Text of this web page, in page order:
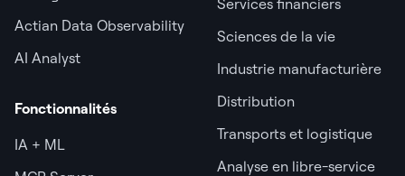
Actian Data Observability
AI Analyst
Fonctionnalités
IA + ML
Sciences de la vie
Industrie manufacturière
Distribution
Transports et logistique
Analyse en libre-service